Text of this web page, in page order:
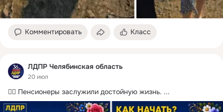
Комментировать Класс
ЛДПР Челябинская область
20 июл
👍🏻 Пенсионеры заслужили достойную жизнь. ...